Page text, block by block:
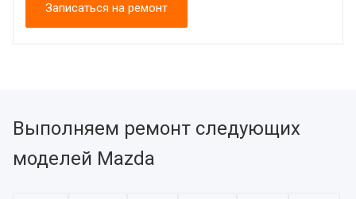
Записаться на ремонт
Выполняем ремонт следующих
моделей Mazda